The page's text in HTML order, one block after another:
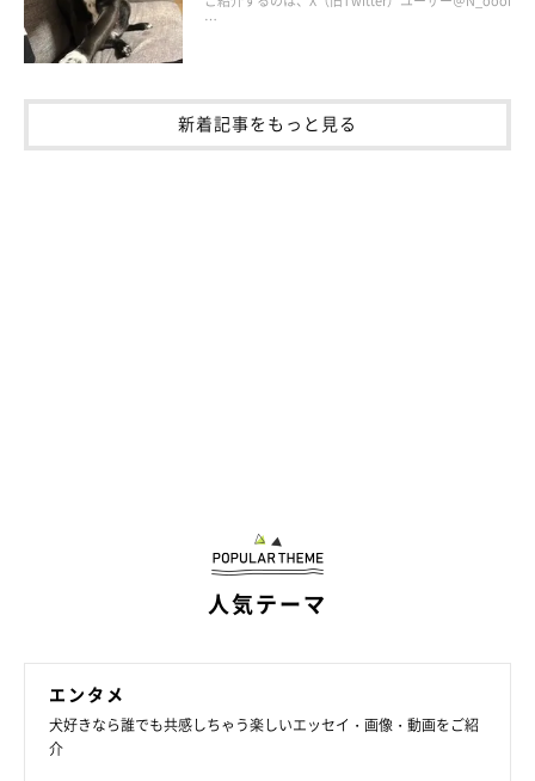
…
新着記事をもっと見る
人気テーマ
エンタメ
犬好きなら誰でも共感しちゃう楽しいエッセイ・画像・動画をご紹
介